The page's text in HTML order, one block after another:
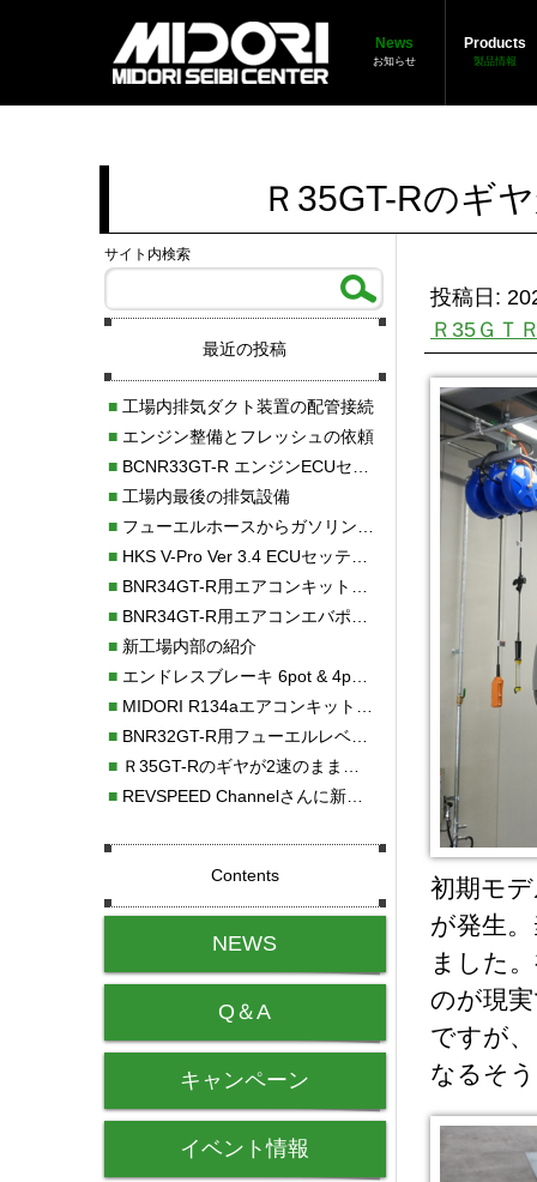
News
お知らせ
Products
製品情報
Ｒ35GT-Rのギ
投稿日:
Ｒ35ＧＴ
初期モ
が発生
ました
のが現
ですが
なるそ
サイト内検索
最近の投稿
■工場内排気ダクト装置の配管接続
■エンジン整備とフレッシュの依頼
■BCNR33GT-R エンジンECUセッティング調整
■工場内最後の排気設備
■フューエルホースからガソリン漏れ
■HKS V-Pro Ver 3.4 ECUセッティング
■BNR34GT-R用エアコンキット新発売！！
■BNR34GT-R用エアコンエバポレーターを新発売！！
■新工場内部の紹介
■エンドレスブレーキ 6pot & 4potオーバーホール
■MIDORI R134aエアコンキットタイプⅡ取り付け
■BNR32GT-R用フューエルレベルセンサー新発売！！
■Ｒ35GT-Rのギヤが2速のまま変速しない！！
■REVSPEED Channelさんに新社屋を紹介していただきました!!
Contents
NEWS
Q＆A
キャンペーン
イベント情報